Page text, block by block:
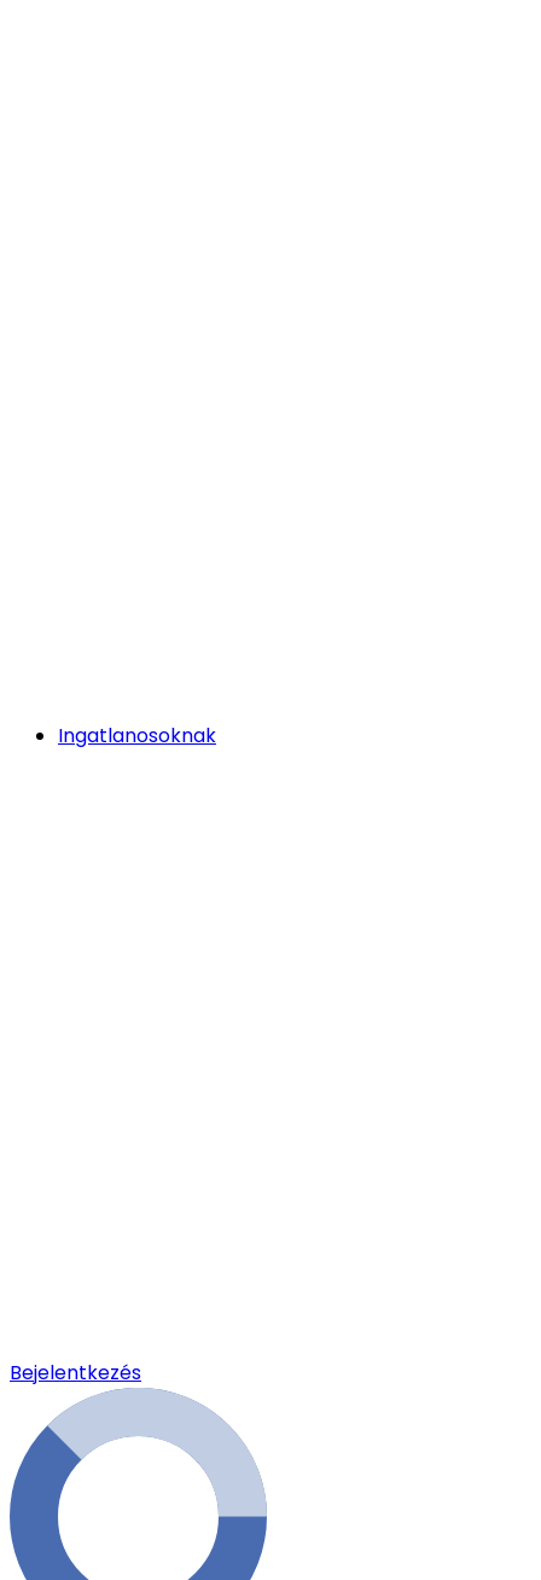
Ingatlanosoknak
Bejelentkezés